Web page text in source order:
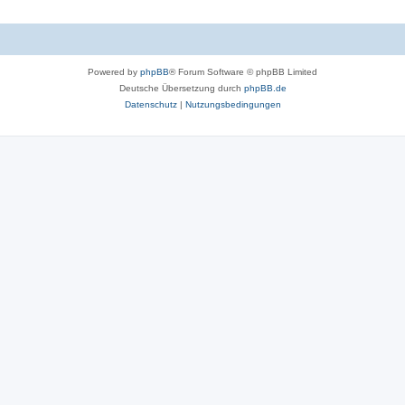
Powered by phpBB® Forum Software © phpBB Limited
Deutsche Übersetzung durch phpBB.de
Datenschutz| Nutzungsbedingungen